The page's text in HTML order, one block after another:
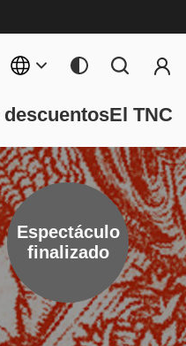
El TNC
Espectáculo
finalizado